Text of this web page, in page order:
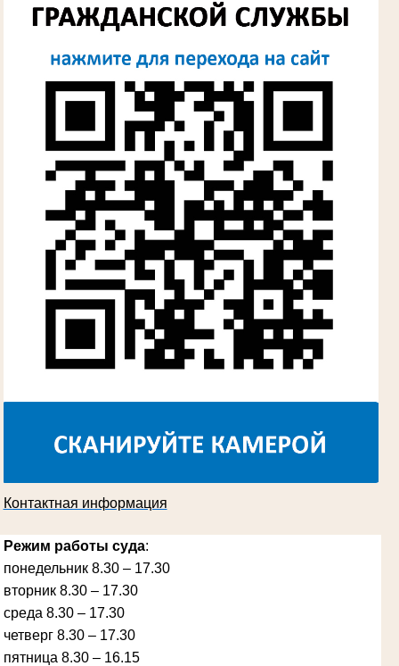
Лыкова Анна Захаровна
Участник Великой Отечественной войны
Судья Губкинского городского народного
суда
в период с 1960 по 1980 гг.
Косарева Александра Ивановна
Ануприенко Иван Васильевич
Участник Великой Отечественной войны
Председатель Губкинского районного
в период с 1965 по 1984 гг.
Контактная информация
Режим работы суда:
понедельник 8.30 – 17.30
вторник 8.30 – 17.30
среда 8.30 – 17.30
четверг 8.30 – 17.30
пятница 8.30 – 16.15